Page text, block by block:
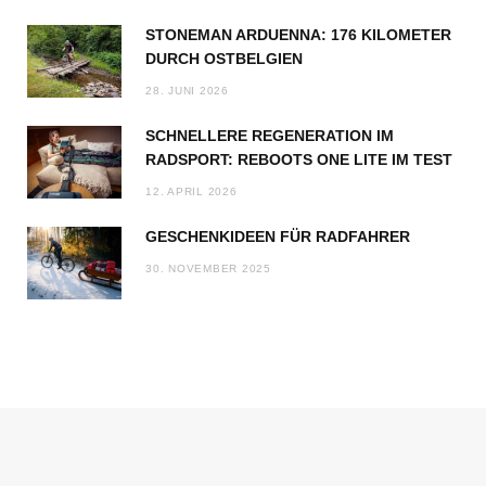
STONEMAN ARDUENNA: 176 KILOMETER
DURCH OSTBELGIEN
28. JUNI 2026
SCHNELLERE REGENERATION IM
RADSPORT: REBOOTS ONE LITE IM TEST
12. APRIL 2026
GESCHENKIDEEN FÜR RADFAHRER
30. NOVEMBER 2025